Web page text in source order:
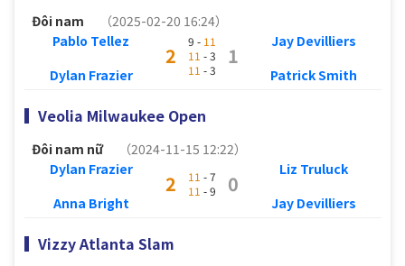
Đôi nam
（2025-02-20 16:24）
Pablo Tellez
Dylan Frazier
2
9 - 11
11 - 3
11 - 3
1
Jay Devilliers
Patrick Smith
Veolia Milwaukee Open
Đôi nam nữ
（2024-11-15 12:22）
Dylan Frazier
Anna Bright
2 11 - 7
11 - 9 0
Liz Truluck
Jay Devilliers
Vizzy Atlanta Slam